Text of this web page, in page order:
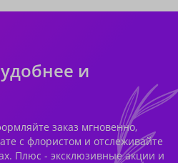
и
заказ мгновенно,
с флористом и отслеживайте
Плюс - эксклюзивные акции и